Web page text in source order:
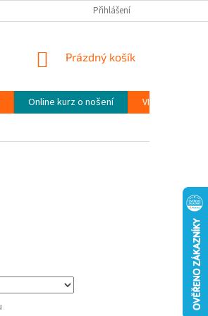
OSOBNÍCH ÚDAJŮ (GDPR)
Přihlášení
NÁKUPNÍ
Prázdný košík
Online kurz o nošení
VIDEONÁVODY